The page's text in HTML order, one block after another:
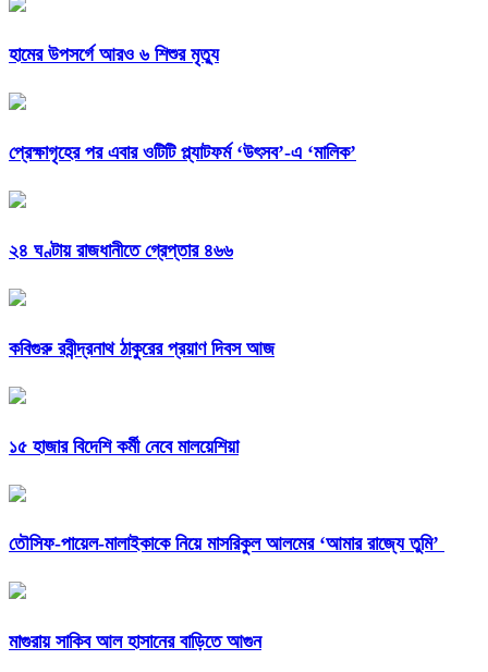
হামের উপসর্গে আরও ৬ শিশুর মৃত্যু
প্রেক্ষাগৃহের পর এবার ওটিটি প্ল্যাটফর্ম ‘উৎসব’-এ ‘মালিক’
২৪ ঘণ্টায় রাজধানীতে গ্রেপ্তার ৪৬৬
কবিগুরু রবীন্দ্রনাথ ঠাকুরের প্রয়াণ দিবস আজ
১৫ হাজার বিদেশি কর্মী নেবে মালয়েশিয়া
তৌসিফ-পায়েল-মালাইকাকে নিয়ে মাসরিকুল আলমের ‘আমার রাজ্যে তুমি’
মাগুরায় সাকিব আল হাসানের বাড়িতে আগুন